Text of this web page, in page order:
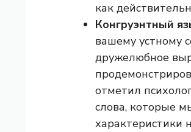
как
Конгруэнтный
вашему устному
дружелюбное
отметил
слова, которые
характеристики